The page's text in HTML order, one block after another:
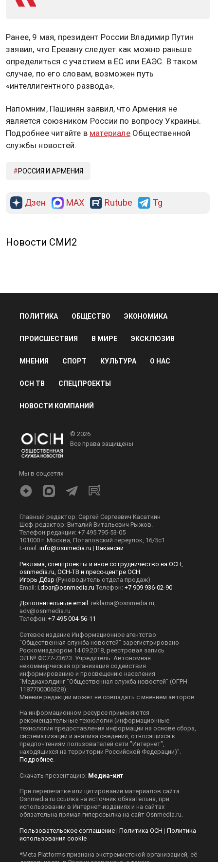
Ранее, 9 мая, президент России Владимир Путин
заявил, что Еревану следует как можно раньше
определиться с участием в ЕС или ЕАЭС. В таком
случае, по его словам, возможен путь
«интеллигентного развода».
Напомним, Пашинян заявил, что Армения не
является союзником России по вопросу Украины.
Подробнее читайте в материалеОбщественной
службы новостей.
РОССИЯ И АРМЕНИЯ
Дзен MAX Rutube Tg
Новости СМИ2
ПОЛИТИКА ОБЩЕСТВО ЭКОНОМИКА
ПРОИСШЕСТВИЯ В МИРЕ ЭКСКЛЮЗИВ
МНЕНИЯ СПОРТ КУЛЬТУРА О НАС
ОСН ТВ СПЕЦПРОЕКТЫ
НОВОСТИ КОМПАНИЙ
© 2026
Все права защищены
Мы в соцсетях
Главный редактор: Сергей Сергеевич Касаткин
Шеф-редактор: Виталий Витальевич Рыжов.
Телефон редакции: +7 495 795-53-05
101000 г. Москва, Потаповский переулок, 16/5с1
E-mail: info@osnmedia.ru | Вакансии
Реклама, спецпроекты и иное сотрудничество на ОСН,
osnmedia.ru, ОСН-ТВ и пресс-центре ОСН:
Игорь Дбар (Руководитель отдела продаж)
Email: i.dbar@osnmedia.ru Телефон: +7 909 936-02-90
Дополнительные email: reklama@osnmedia.ru,
adv@osnmedia.ru
Телефон: +7 495 004-56-11
Сетевое издание Информационное агентство
"Общественная служба новостей" зарегистрировано
Роскомнадзором 14.09.2018, реестровая запись
ЭЛ № ФС77-73623. Учредитель: Автономная
некоммерческая организация содействия
информированию и просвещению населения
"Медиахолдинг "Общественная служба новостей" (ОГРН
1187700006328).
Мнение редакции может не совпадать с мнением авторов.
На информационном ресурсе применяются
рекомендательные технологии (информационные
технологии предоставления информации на основе сбора,
систематизации и анализа сведений, относящихся к
предпочтениям пользователей сети "Интернет",
находящихся на территории Российской Федерации)".
Подробнее.
Скачать презентацию: Медиа-кит
При перепечатке или цитировании материалов сайта
Оsnmedia.ru ссылка на источник обязательна, при
использовании в Интернет-изданиях и на сайтах
обязательна прямая гиперссылка на сайт Оsnmedia.ru.
Пользовательское соглашение | Политика ОСН | Политика
использования cookie
*Meta Platforms признана экстремистской организацией, её